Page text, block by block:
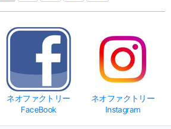
ネオファクトリー
FaceBook
ネオファクトリー
Instagram